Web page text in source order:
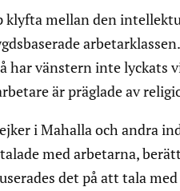
klyfta mellan den
har vänstern inte lyckats
är präglade av
i Mahalla och andra
med arbetarna,
det på att tala